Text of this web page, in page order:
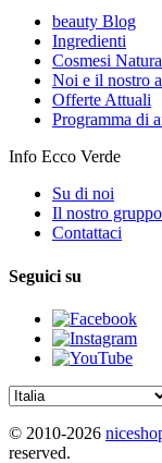
beauty Blog
Ingredienti
Cosmesi
Noi e il nostro
Offerte Attuali
Programma di
Info Ecco Verde
Su di noi
Il nostro gruppo
Contattaci
Seguici su
© 2010-2026
reserved.